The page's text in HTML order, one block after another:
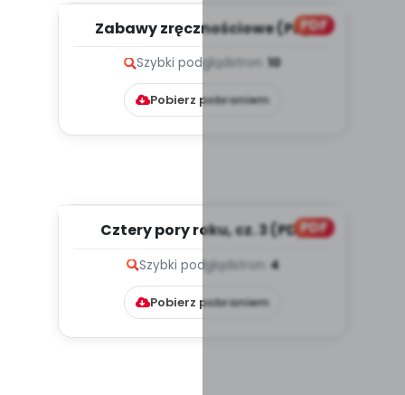
PDF
Zabawy zręcznościowe (PD)
Szybki podgląd stron: 10
Pobierz pobraniem
PDF
Cztery pory roku, cz. 3 (PD)
Szybki podglądstron: 4
Pobierz pobraniem